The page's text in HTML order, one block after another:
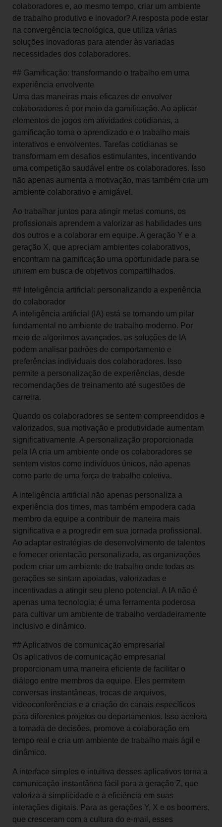
colaboradores e, ao mesmo tempo, criar um ambiente
de trabalho produtivo e inovador? A resposta pode estar
na convergência tecnológica, que utiliza várias
soluções inovadoras para atender às variadas
necessidades dos colaboradores.
## Gamificação: transformando o trabalho em uma
experiência envolvente
Uma das maneiras mais eficazes de envolver
colaboradores é por meio da gamificação. Ao aplicar
elementos de jogos em atividades cotidianas, a
gamificação torna o aprendizado e o trabalho mais
interativos e envolventes. Tarefas cotidianas se
transformam em desafios estimulantes, incentivando
uma competição saudável entre os colaboradores. Isso
não apenas aumenta a motivação, mas também cria um
ambiente colaborativo e amigável.
Ao trabalhar juntos para atingir metas comuns, os
profissionais aprendem a valorizar as habilidades uns
dos outros e a colaborar em equipe. A geração Y e a
geração X, que apreciam ambientes colaborativos,
encontram na gamificação uma oportunidade para se
unirem em busca de objetivos compartilhados.
## Inteligência artificial: personalizando a experiência
do colaborador
A inteligência artificial (IA) está se tornando um pilar
fundamental no ambiente de trabalho moderno. Por
meio de algoritmos avançados, as soluções de IA
podem analisar padrões de comportamento e
preferências individuais dos colaboradores. Isso
permite a personalização de experiências, desde
recomendações de treinamento até sugestões de
carreira.
Quando os colaboradores se sentem compreendidos e
valorizados, sua motivação e produtividade aumentam
significativamente. A personalização proporcionada
pela IA cria um ambiente onde os colaboradores se
sentem vistos como indivíduos únicos, não apenas
como parte de uma força de trabalho coletiva.
A inteligência artificial não apenas personaliza a
experiência dos times, mas também empodera cada
membro da equipe a contribuir de maneira mais
significativa e a progredir em sua jornada profissional.
Ao adaptar estratégias de desenvolvimento de talentos
e fornecer orientação personalizada, as organizações
podem criar um ambiente de trabalho onde todas as
gerações se sintam apoiadas, valorizadas e
incentivadas a atingir seu pleno potencial. A IA não é
apenas uma tecnologia; é uma ferramenta poderosa
para cultivar um ambiente de trabalho verdadeiramente
inclusivo e dinâmico.
## Aplicativos de comunicação empresarial
Os aplicativos de comunicação empresarial
proporcionam uma maneira eficiente de facilitar o
diálogo entre membros da equipe. Eles permitem
conversas instantâneas, trocas de arquivos,
videoconferências e a criação de canais específicos
para diferentes projetos ou departamentos. Isso acelera
a tomada de decisões, promove a colaboração em
tempo real e cria um ambiente de trabalho mais ágil e
dinâmico.
A interface simples e intuitiva desses aplicativos torna a
comunicação instantânea fácil para a geração Z, que
valoriza a simplicidade e a eficiência em suas
interações digitais. Para as gerações Y, X e os boomers,
que cresceram com a cultura do e-mail, esses